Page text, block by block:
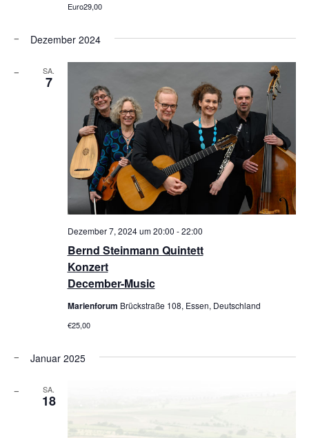
Euro29,00
Dezember 2024
SA.
7
Bernd Steinmann Quintett
Konzert
December-Music
Dezember 7, 2024 um 20:00 -22:00
Marienforum Brückstraße 108, Essen, Deutschland
€25,00
Januar 2025
SA.
18